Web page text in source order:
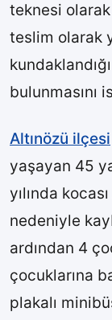
teknesi
teslim olarak
bulunmasını
Altınözü ilçesi
yaşayan 45
yılında
nedeniyle
ardından 4
çocuklarına
plakalı